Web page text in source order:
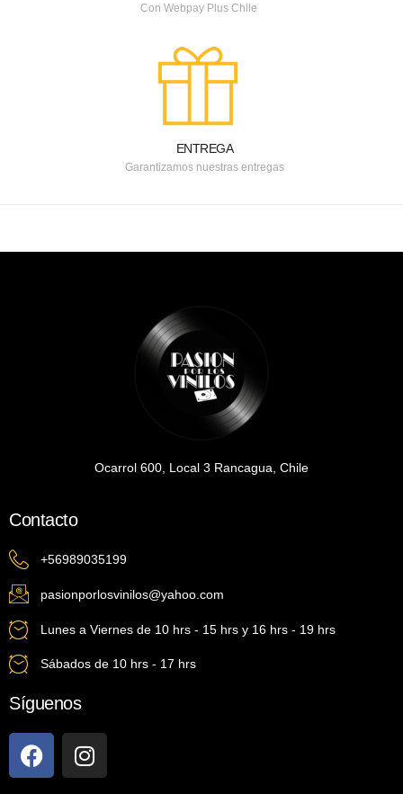
Con Webpay Plus Chile
ENTREGA
Garantizamos nuestras entregas
Ocarrol 600, Local 3 Rancagua, Chile
Contacto
+56989035199
pasionporlosvinilos@yahoo.com
Lunes a Viernes de 10 hrs - 15 hrs y 16 hrs - 19 hrs
Sábados de 10 hrs - 17 hrs
Síguenos